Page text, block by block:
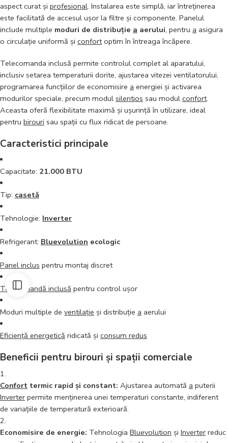
aspect curat și profesional. Instalarea este simplă, iar întreținerea
este facilitată de accesul ușor la filtre și componente. Panelul
include multiple moduri de distribuție a aerului, pentru a asigura
o circulație uniformă și confortoptim în întreaga încăpere.
Telecomanda inclusă permite controlul complet al aparatului,
inclusiv setarea temperaturii dorite, ajustarea vitezei ventilatorului,
programarea funcțiilor de economisire a energiei și activarea
modurilor speciale, precum modul silentios sau modul confort.
Aceasta oferă flexibilitate maximă și ușurință în utilizare, ideal
pentru birouri sau spații cu flux ridicat de persoane.
Caracteristici principale
Capacitate: 21.000 BTU
Tip: casetă
Tehnologie: Inverter
Refrigerant: Bluevolution ecologic
Panel inclus pentru montaj discret
Telecomandă inclusă pentru control ușor
Moduri multiple de ventilație și distribuție a aerului
Eficiență energetică ridicată și consum redus
Beneficii pentru birouri și spații comerciale
Confort termic rapid și constant: Ajustarea automată a puterii
Inverter permite menținerea unei temperaturi constante, indiferent
de variațiile de temperatură exterioară.
Economisire de energie: Tehnologia Bluevolution și Inverter reduc